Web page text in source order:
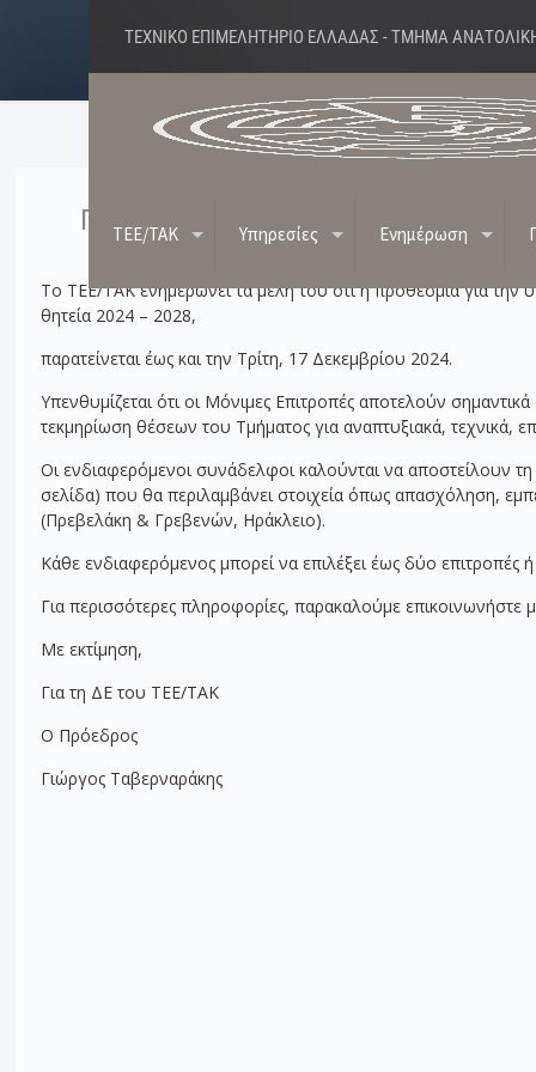
ΤΕΧΝΙΚΟ ΕΠΙΜΕΛΗΤΗΡΙΟ ΕΛΛΑΔΑΣ - ΤΜΗΜΑ
TEE/TAK Υπηρεσίες Ενημέρωση
Παράταση υποβολής αιτήσεων
Το ΤΕΕ/ΤΑΚ ενημερώνει τα μέλη του ότι η προθεσμία για
θητεία 2024 – 2028,
παρατείνεται έως και την Τρίτη, 17 Δεκεμβρίου 2024.
Υπενθυμίζεται ότι οι Μόνιμες Επιτροπές αποτελούν
τεκμηρίωση θέσεων του Τμήματος για αναπτυξιακά, τεχνικά,
Οι ενδιαφερόμενοι συνάδελφοι καλούνται να αποστείλουν
σελίδα) που θα περιλαμβάνει στοιχεία όπως απασχόληση,
(Πρεβελάκη & Γρεβενών, Ηράκλειο).
Κάθε ενδιαφερόμενος μπορεί να επιλέξει έως δύο επιτροπές
Για περισσότερες πληροφορίες, παρακαλούμε επικοινωνήστε
Με εκτίμηση,
Για τη ΔΕ του ΤΕΕ/ΤΑΚ
Ο Πρόεδρος
Γιώργος Ταβερναράκης